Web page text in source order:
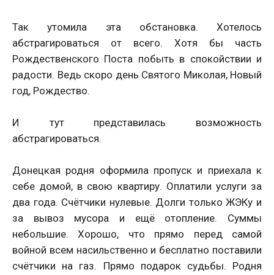
Так утомила эта обстановка. Хотелось
абстрагироваться от всего. Хотя бы часть
Рождественского Поста побыть в спокойствии и
радости. Ведь скоро день Святого Миколая, Новый
год, Рождество.
И тут представилась возможность
абстрагироваться.
Донецкая родня оформила пропуск и приехала к
себе домой, в свою квартиру. Оплатили услуги за
два года. Счётчики нулевые. Долги только ЖЭКу и
за вывоз мусора и ещё отопление. Суммы
небольшие. Хорошо, что прямо перед самой
войной всем насильственно и бесплатно поставили
счётчики на газ. Прямо подарок судьбы. Родня